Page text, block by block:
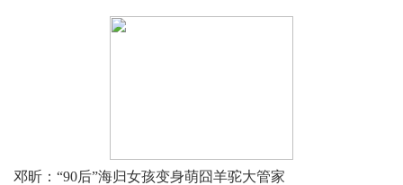
邓昕：“90后”海归女孩变身萌囧羊驼大管家